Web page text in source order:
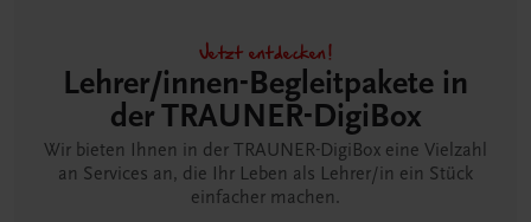
Jetzt entdecken!
Lehrer/innen-Begleitpakete in
der TRAUNER-DigiBox
Wir bieten Ihnen in der TRAUNER-DigiBox eine Vielzahl
an Services an, die Ihr Leben als Lehrer/in ein Stück
einfacher machen.